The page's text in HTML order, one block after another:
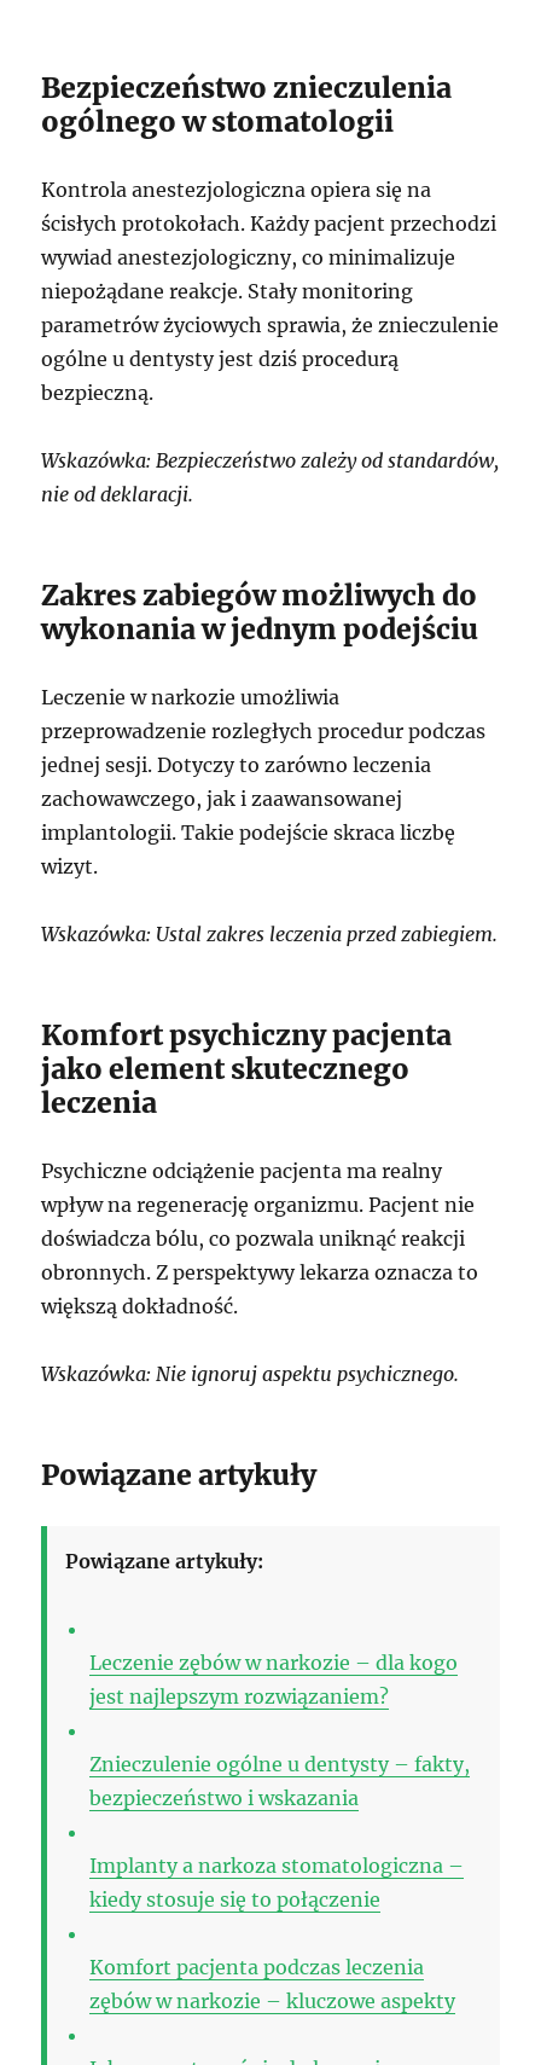
Bezpieczeństwo znieczulenia
ogólnego w stomatologii
Kontrola anestezjologiczna opiera się na
ścisłych protokołach. Każdy pacjent przechodzi
wywiad anestezjologiczny, co minimalizuje
niepożądane reakcje. Stały monitoring
parametrów życiowych sprawia, że znieczulenie
ogólne u dentysty jest dziś procedurą
bezpieczną.
Wskazówka: Bezpieczeństwo zależy od standardów,
nie od deklaracji.
Zakres zabiegów możliwych do
wykonania w jednym podejściu
Leczenie w narkozie umożliwia
przeprowadzenie rozległych procedur podczas
jednej sesji. Dotyczy to zarówno leczenia
zachowawczego, jak i zaawansowanej
implantologii. Takie podejście skraca liczbę
wizyt.
Wskazówka: Ustal zakres leczenia przed zabiegiem.
Komfort psychiczny pacjenta
jako element skutecznego
leczenia
Psychiczne odciążenie pacjenta ma realny
wpływ na regenerację organizmu. Pacjent nie
doświadcza bólu, co pozwala uniknąć reakcji
obronnych. Z perspektywy lekarza oznacza to
większą dokładność.
Wskazówka: Nie ignoruj aspektu psychicznego.
Powiązane artykuły
Powiązane artykuły:
Leczenie zębów w narkozie – dla kogo
jest najlepszym rozwiązaniem?
Znieczulenie ogólne u dentysty – fakty,
bezpieczeństwo i wskazania
Implanty a narkoza stomatologiczna –
kiedy stosuje się to połączenie
Komfort pacjenta podczas leczenia
zębów w narkozie – kluczowe aspekty